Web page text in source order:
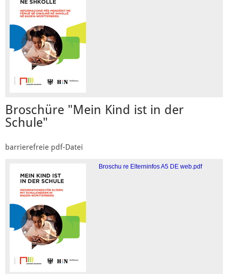
Broschüre "Mein Kind ist in der
Schule"
barrierefreie pdf-Datei
Broschu re Elterninfos A5 DE web.pdf